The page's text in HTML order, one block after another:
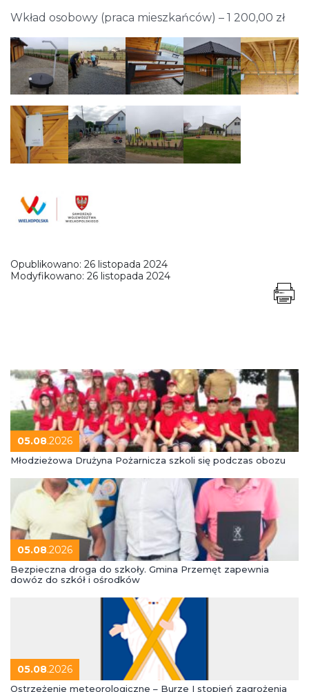
Wkład osobowy (praca mieszkańców) – 1 200,00 zł
Opublikowano: 26 listopada 2024
Modyfikowano: 26 listopada 2024
05.08.2026
Młodzieżowa Drużyna Pożarnicza szkoli się podczas obozu
05.08.2026
Bezpieczna droga do szkoły. Gmina Przemęt zapewnia
dowóz do szkół i ośrodków
05.08.2026
Ostrzeżenie meteorologiczne – Burze I stopień zagrożenia